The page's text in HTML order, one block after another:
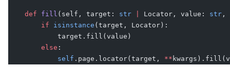
    def
fill (self, target: str Locator, value: str ,
        if
isinstance (target, Locator):
            target.fill(value)
        else
:
            self
.page.locator(target, **